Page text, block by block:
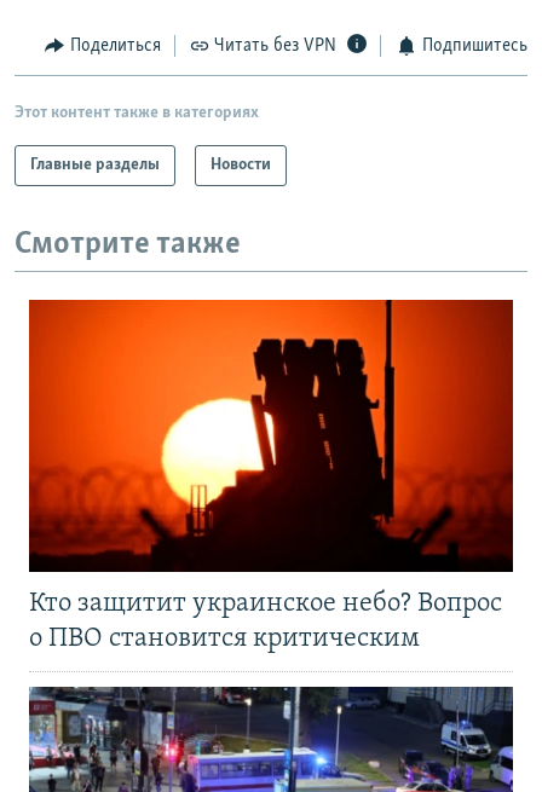
Поделиться Читать без VPN Подпишитесь
Этот контент также в категориях
Главные разделы Новости
Смотрите также
Кто защитит украинское небо? Вопрос
о ПВО становится критическим